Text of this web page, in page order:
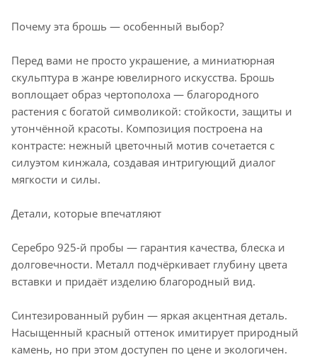
Почему эта брошь — особенный выбор?
Перед вами не просто украшение, а миниатюрная
скульптура в жанре ювелирного искусства. Брошь
воплощает образ чертополоха — благородного
растения с богатой символикой: стойкости, защиты и
утончённой красоты. Композиция построена на
контрасте: нежный цветочный мотив сочетается с
силуэтом кинжала, создавая интригующий диалог
мягкости и силы.
Детали, которые впечатляют
Серебро 925‑й пробы — гарантия качества, блеска и
долговечности. Металл подчёркивает глубину цвета
вставки и придаёт изделию благородный вид.
Синтезированный рубин — яркая акцентная деталь.
Насыщенный красный оттенок имитирует природный
камень, но при этом доступен по цене и экологичен.